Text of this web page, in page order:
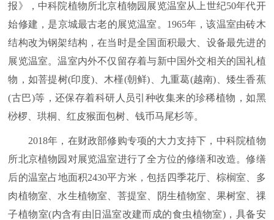
报》，中科院植物所北京植物园展览温室从上世纪50年代开
始修建，是京城最古老的展览温室。1965年，该温室由砖木
结构改为钢架结构，在当时是全国面积最大、设备最先进的
展览温室。温室内外不仅留存着与新中国外交相关的国礼植
物，如菩提树(印度)、木槿(朝鲜)、九重葛(越南)、矮生香蕉
(古巴)等，还保存着科研人员引种收集来的珍稀植物，如黑
桫椤、珙桐、红皮猴面包树、钱币马尾杉等。
2018年，在财政部修购专项的大力支持下，中科院植物
所北京植物园对展览温室进行了全方位的修缮和改造。修缮
后的温室占地面积2430平方米，包括四季花厅、棕榈室、多
肉植物室、水生植物室、菩提室、阴生植物室、果树室、祼
子植物室(内含有由旧温室改建而成的食虫植物室)，具备安